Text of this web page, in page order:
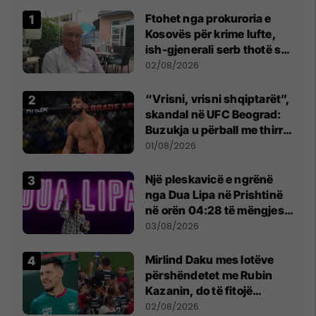
Ftohet nga prokuroria e
Kosovës për krime lufte,
ish-gjenerali serb thotë se
dikush e tradhtoi në
02/08/2026
“Vrisni, vrisni shqiptarët”,
skandal në UFC Beograd:
Buzukja u përball me thirrje
anti-shqiptare nga
01/08/2026
Një pleskavicë e ngrënë
nga Dua Lipa në Prishtinë
në orën 04:28 të mëngjesit
- dhe bota digjitale serbe
03/08/2026
Mirlind Daku mes lotëve
përshëndetet me Rubin
Kazanin, do të fitojë
miliona te Spartak Moska
02/08/2026